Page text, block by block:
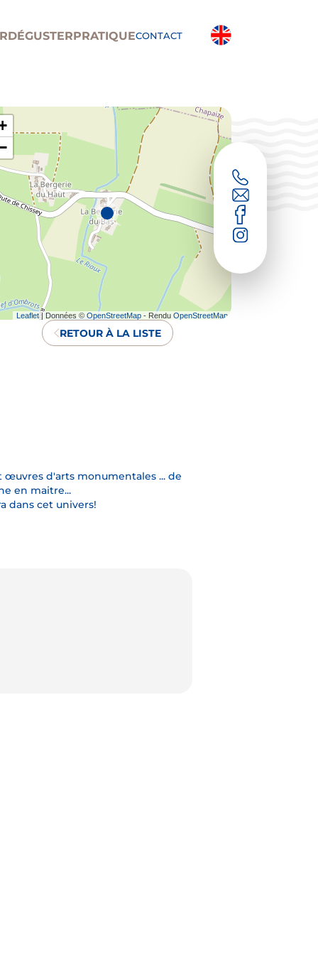
DÉGUSTERPRATIQUECONTACT
Leaflet| Données © OpenStreetMap - Rendu OpenStreetMap
RETOUR À LA LISTE
d'arts monumentales ... de
en maitre...
dans cet univers!